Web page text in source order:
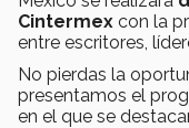
Cintermex con la
entre escritores,
No pierdas la
presentamos el
en el que se